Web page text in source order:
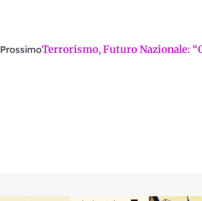
ProssimoTerrorismo, Futuro Nazionale: